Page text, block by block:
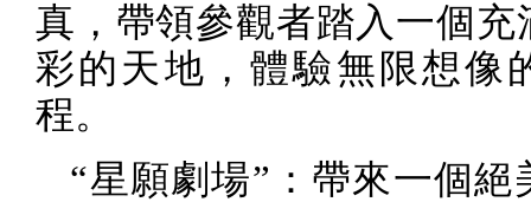
真，帶領參觀者踏入一個充
彩的天地，體驗無限想像
程。
“星願劇場”：帶來一個絕